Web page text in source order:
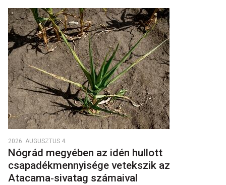
2026. AUGUSZTUS 4.
Nógrád megyében az idén hullott
csapadékmennyisége vetekszik az
Atacama‑sivatag számaival